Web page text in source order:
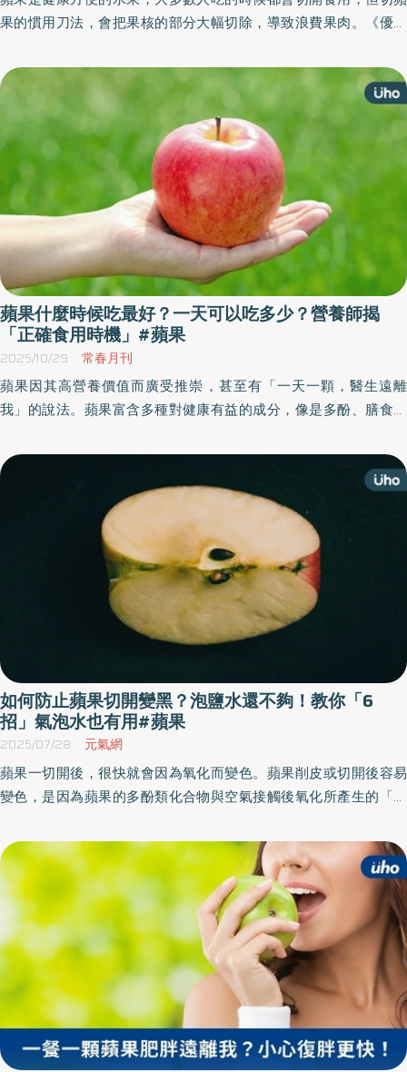
果的慣用刀法，會把果核的部分大幅切除，導致浪費果肉。《優活
魯豐（Parutoyo）介紹大家一個不浪費去除蘋果果核的方法，利用
斜切就能安心操作。
蘋果什麼時候吃最好？一天可以吃多少？營養師揭
「正確食用時機」#蘋果
2025/10/29 常春月刊
蘋果因其高營養價值而廣受推崇，甚至有「一天一顆，醫生遠離
我」的說法。蘋果富含多種對健康有益的成分，像是多酚、膳食纖
健康網》特摘此篇，專家指出，每天建議攝取1顆蘋果，若要有效地
吸收蘋果的營養，最佳食用時機是早上，可有效補充身體能量。
如何防止蘋果切開變黑？泡鹽水還不夠！教你「6
招」氣泡水也有用#蘋果
2025/07/28 元氣網
蘋果一切開後，很快就會因為氧化而變色。蘋果削皮或切開後容易
變色，是因為蘋果的多酚類化合物與空氣接觸後氧化所產生的「褐
澤。不過除了鹽巴，其實還有其他方法。《優活健康網》特選此
篇，列出可以防止蘋果變色的妙方。